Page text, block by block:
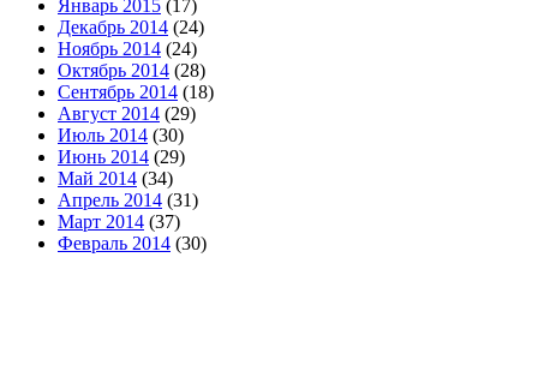
Январь 2015 (17)
Декабрь 2014 (24)
Ноябрь 2014 (24)
Октябрь 2014 (28)
Сентябрь 2014 (18)
Август 2014 (29)
Июль 2014 (30)
Июнь 2014 (29)
Май 2014 (34)
Апрель 2014 (31)
Март 2014 (37)
Февраль 2014 (30)